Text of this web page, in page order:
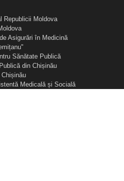
Republicii Moldova
Asigurări în Medicină
Sănătate Publică
din Chișinău
Medicală și Socială